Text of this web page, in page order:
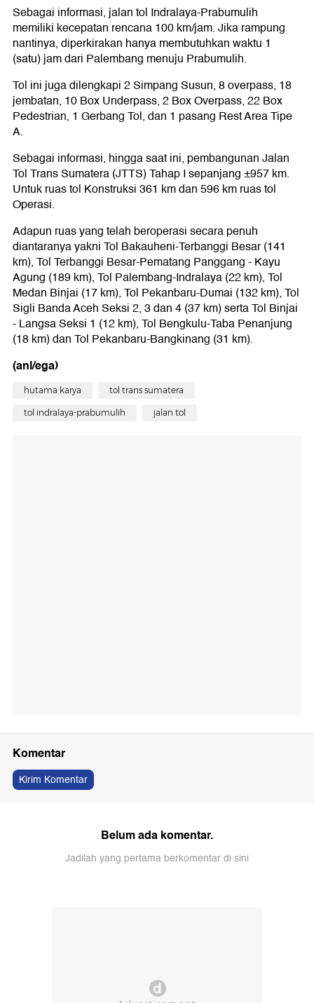
Sebagai informasi, jalan tol Indralaya-Prabumulih
memiliki kecepatan rencana 100 km/jam. Jika rampung
nantinya, diperkirakan hanya membutuhkan waktu 1
(satu) jam dari Palembang menuju Prabumulih.
Tol ini juga dilengkapi 2 Simpang Susun, 8 overpass, 18
jembatan, 10 Box Underpass, 2 Box Overpass, 22 Box
Pedestrian, 1 Gerbang Tol, dan 1 pasang Rest Area Tipe
A.
Sebagai informasi, hingga saat ini, pembangunan Jalan
Tol Trans Sumatera (JTTS) Tahap I sepanjang ±957 km.
Untuk ruas tol Konstruksi 361 km dan 596 km ruas tol
Operasi.
Adapun ruas yang telah beroperasi secara penuh
diantaranya yakni Tol Bakauheni-Terbanggi Besar (141
km), Tol Terbanggi Besar-Pematang Panggang - Kayu
Agung (189 km), Tol Palembang-Indralaya (22 km), Tol
Medan Binjai (17 km), Tol Pekanbaru-Dumai (132 km), Tol
Sigli Banda Aceh Seksi 2, 3 dan 4 (37 km) serta Tol Binjai
- Langsa Seksi 1 (12 km), Tol Bengkulu-Taba Penanjung
(18 km) dan Tol Pekanbaru-Bangkinang (31 km).
(anl/ega)
hutama karya tol trans sumatera
tol indralaya-prabumulih jalan tol
Komentar
Kirim Komentar
Belum ada komentar.
Jadilah yang pertama berkomentar di sini